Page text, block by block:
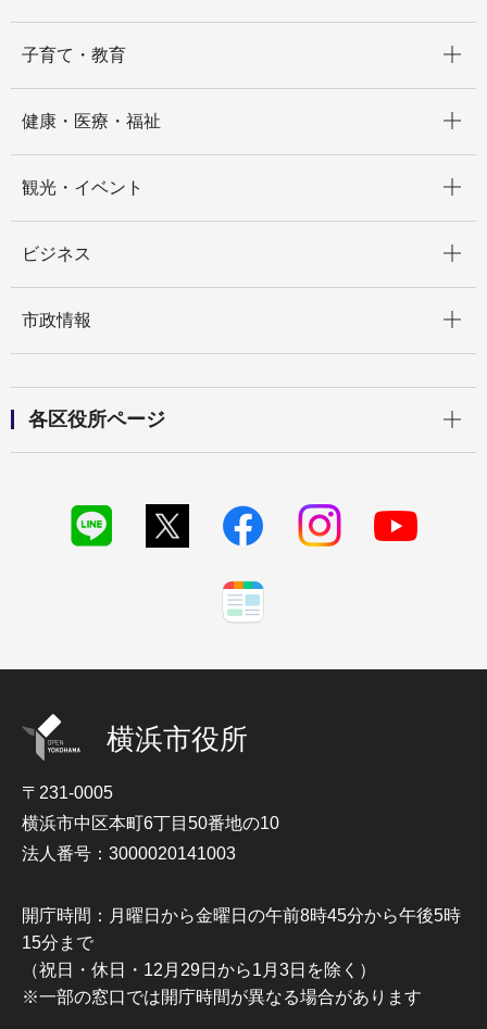
子育て・教育
健康・医療・福祉
観光・イベント
ビジネス
市政情報
各区役所ページ
横浜市役所
〒231-0005
横浜市中区本町6丁目50番地の10
法人番号：3000020141003
開庁時間：月曜日から金曜日の午前8時45分から午後5時
15分まで
（祝日・休日・12月29日から1月3日を除く）
※一部の窓口では開庁時間が異なる場合があります